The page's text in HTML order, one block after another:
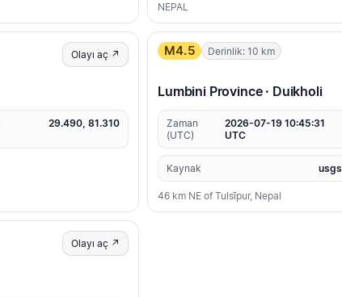
NEPAL
Olayı aç ↗
29.490, 81.310
M4.5 Derinlik: 10 km
Lumbini Province · Duikholi
Zaman
(UTC)
2026-07-19 10:45:31
UTC
Kaynak usgs
46 km NE of Tulsīpur, Nepal
Olayı aç ↗